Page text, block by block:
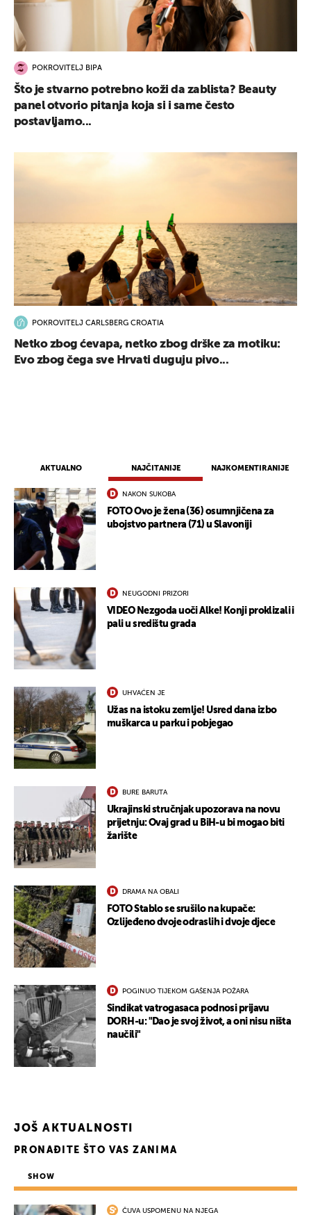
AKTUALNO NAJČITANIJE NAJKOMENTIRANIJE
NAKON SUKOBA
FOTO Ovo je žena (36) osumnjičena za
ubojstvo partnera (71) u Slavoniji
NEUGODNI PRIZORI
VIDEO Nezgoda uoči Alke! Konji proklizali i
pali u središtu grada
UHVAĆEN JE
Užas na istoku zemlje! Usred dana izbo
muškarca u parku i pobjegao
BURE BARUTA
Ukrajinski stručnjak upozorava na novu
prijetnju: Ovaj grad u BiH-u bi mogao biti
žarište
DRAMA NA OBALI
FOTO Stablo se srušilo na kupače:
Ozlijeđeno dvoje odraslih i dvoje djece
POGINUO TIJEKOM GAŠENJA POŽARA
Sindikat vatrogasaca podnosi prijavu
DORH-u: "Dao je svoj život, a oni nisu ništa
naučili"
JOŠ AKTUALNOSTI
POKROVITELJ BIPA
Što je stvarno potrebno koži da zablista? Beauty
panel otvorio pitanja koja si i same često
postavljamo...
POKROVITELJ CARLSBERG CROATIA
Netko zbog ćevapa, netko zbog drške za motiku:
Evo zbog čega sve Hrvati duguju pivo...
PRONAĐITE ŠTO VAS ZANIMA
SHOW
ČUVA USPOMENU NA NJEGA
UKLJUČITE NOTIFIKACIJE